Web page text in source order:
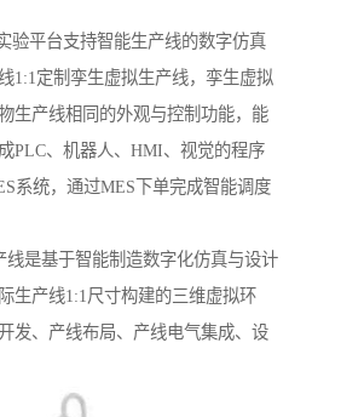
验平台支持智能生产线的数字仿真
1:1定制孪生虚拟生产线，孪生虚拟
生产线相同的外观与控制功能，能
PLC、机器人、HMI、视觉的程序
系统，通过MES下单完成智能调度
线是基于智能制造数字化仿真与设计
生产线1:1尺寸构建的三维虚拟环
发、产线布局、产线电气集成、设